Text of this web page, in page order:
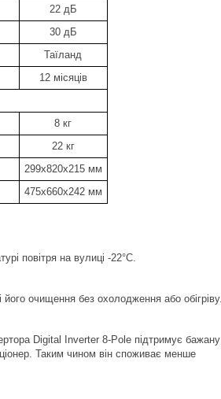
22 дБ
30 дБ
Таїланд
12 місяців
8 кг
22 кг
299х820х215 мм
475х660х242 мм
повітря на вулиці -22°С.
очищення без охолодження або обігріву.
Digital Inverter 8-Pole підтримує бажану
Таким чином він споживає менше